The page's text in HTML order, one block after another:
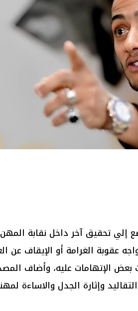
تحقيق آخر داخل نقابة المهن
الإتهامات عليه، وأضاف
وإثارة الجدل والاساءة